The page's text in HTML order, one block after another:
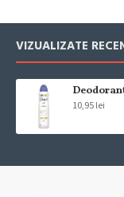
pana in ora 12:00 de
facuta dupa ora
trimitem comanda in
VIZUALIZATE
10,95 lei